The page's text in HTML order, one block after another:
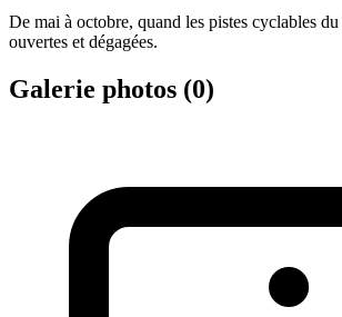
De mai à octobre, quand les pistes cyclables
ouvertes et dégagées.
Galerie photos (0)